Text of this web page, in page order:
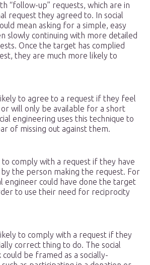
“follow-up” requests, which are in
request they agreed to. In social
mean asking for a simple, easy
slowly continuing with more detailed
Once the target has complied
they are much more likely to
to agree to a request if they feel
will only be available for a short
engineering uses this technique to
of missing out against them.
comply with a request if they have
the person making the request. For
engineer could have done the target
to use their need for reciprocity
to comply with a request if they
correct thing to do. The social
be framed as a socially-